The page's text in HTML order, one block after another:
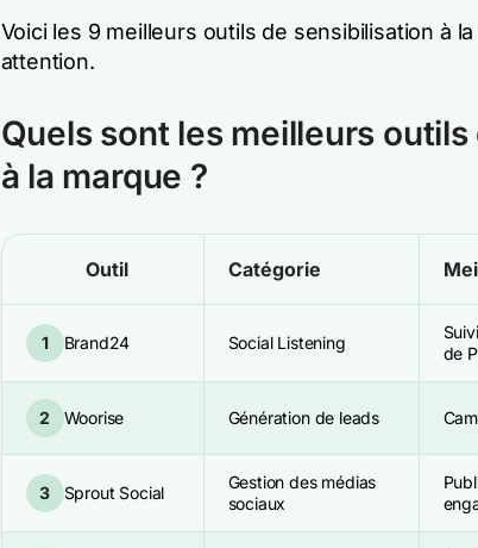
Voici les 9 meilleurs outils de sensibilisation à
attention.
Quels sont les meilleurs
à la marque ?
Outil Catégorie
1 Brand24 Social Listening
de
2 Woorise Génération de leads
3 Sprout Social
Gestion des médias
sociaux